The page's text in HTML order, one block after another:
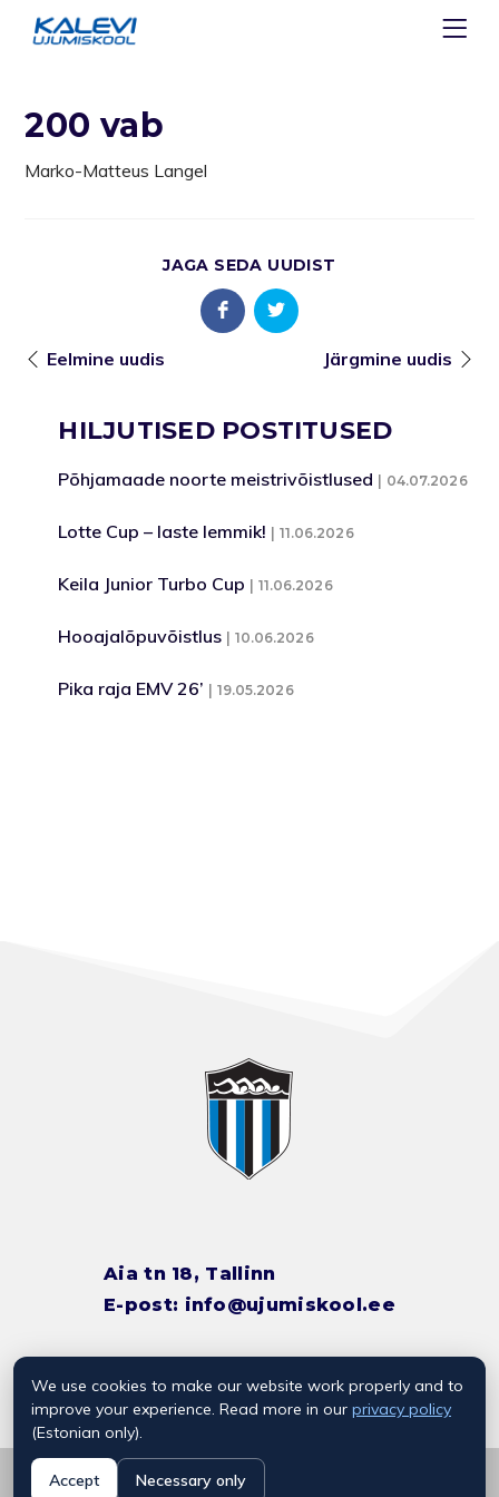
200 vab
Marko-Matteus Langel
JAGA SEDA UUDIST
Eelmine uudis Järgmine uudis
HILJUTISED POSTITUSED
Põhjamaade noorte meistrivõistlused 04.07.2026
Lotte Cup – laste lemmik! 11.06.2026
Keila Junior Turbo Cup 11.06.2026
Hooajalõpuvõistlus 10.06.2026
Pika raja EMV 26’ 19.05.2026
Aia tn 18, Tallinn
E-post: info@ujumiskool.ee
TREENERITE KONTAKTID
© 2026 Kalevi Ujumiskool
We use cookies to make our website work properly and to
improve your experience. Read more in our privacy policy
(Estonian only).
Accept Necessary only